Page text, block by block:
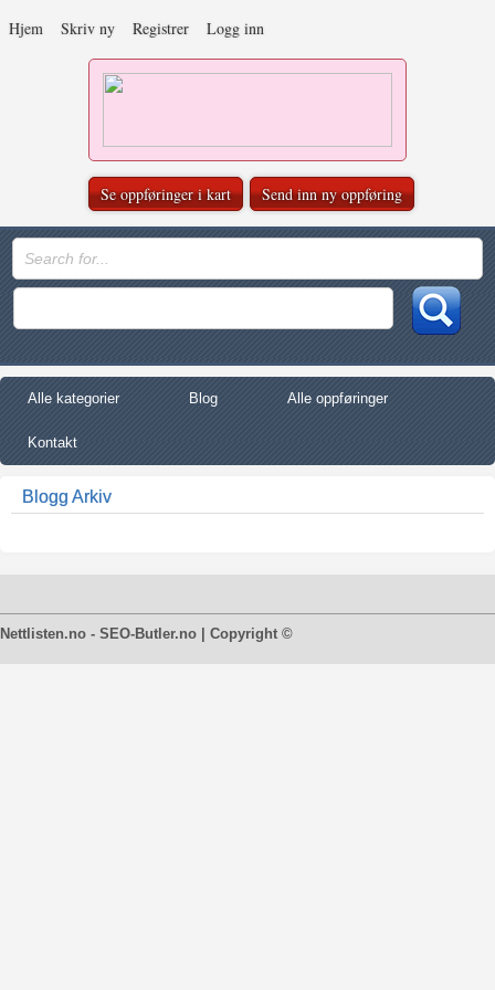
Hjem Skriv ny Registrer Logg inn
Se oppføringer i kart Send inn ny oppføring
Alle kategorier Blog Alle oppføringer
Kontakt
Blogg Arkiv
Nettlisten.no - SEO-Butler.no | Copyright ©